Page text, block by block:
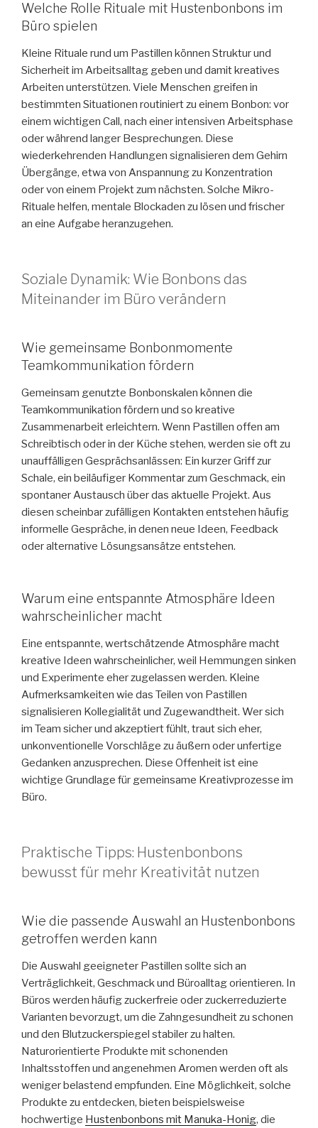
Welche Rolle Rituale mit Hustenbonbons im
Büro spielen
Kleine Rituale rund um Pastillen können Struktur und
Sicherheit im Arbeitsalltag geben und damit kreatives
Arbeiten unterstützen. Viele Menschen greifen in
bestimmten Situationen routiniert zu einem Bonbon: vor
einem wichtigen Call, nach einer intensiven Arbeitsphase
oder während langer Besprechungen. Diese
wiederkehrenden Handlungen signalisieren dem Gehirn
Übergänge, etwa von Anspannung zu Konzentration
oder von einem Projekt zum nächsten. Solche Mikro-
Rituale helfen, mentale Blockaden zu lösen und frischer
an eine Aufgabe heranzugehen.
Soziale Dynamik: Wie Bonbons das
Miteinander im Büro verändern
Wie gemeinsame Bonbonmomente
Teamkommunikation fördern
Gemeinsam genutzte Bonbonskalen können die
Teamkommunikation fördern und so kreative
Zusammenarbeit erleichtern. Wenn Pastillen offen am
Schreibtisch oder in der Küche stehen, werden sie oft zu
unauffälligen Gesprächsanlässen: Ein kurzer Griff zur
Schale, ein beiläufiger Kommentar zum Geschmack, ein
spontaner Austausch über das aktuelle Projekt. Aus
diesen scheinbar zufälligen Kontakten entstehen häufig
informelle Gespräche, in denen neue Ideen, Feedback
oder alternative Lösungsansätze entstehen.
Warum eine entspannte Atmosphäre Ideen
wahrscheinlicher macht
Eine entspannte, wertschätzende Atmosphäre macht
kreative Ideen wahrscheinlicher, weil Hemmungen sinken
und Experimente eher zugelassen werden. Kleine
Aufmerksamkeiten wie das Teilen von Pastillen
signalisieren Kollegialität und Zugewandtheit. Wer sich
im Team sicher und akzeptiert fühlt, traut sich eher,
unkonventionelle Vorschläge zu äußern oder unfertige
Gedanken anzusprechen. Diese Offenheit ist eine
wichtige Grundlage für gemeinsame Kreativprozesse im
Büro.
Praktische Tipps: Hustenbonbons
bewusst für mehr Kreativität nutzen
Wie die passende Auswahl an Hustenbonbons
getroffen werden kann
Die Auswahl geeigneter Pastillen sollte sich an
Verträglichkeit, Geschmack und Büroalltag orientieren. In
Büros werden häufig zuckerfreie oder zuckerreduzierte
Varianten bevorzugt, um die Zahngesundheit zu schonen
und den Blutzuckerspiegel stabiler zu halten.
Naturorientierte Produkte mit schonenden
Inhaltsstoffen und angenehmen Aromen werden oft als
weniger belastend empfunden. Eine Möglichkeit, solche
Produkte zu entdecken, bieten beispielsweise
hochwertige Hustenbonbons mit Manuka-Honig, die